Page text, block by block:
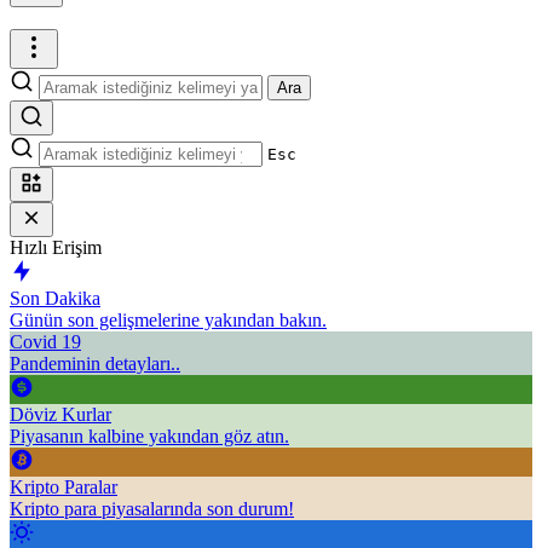
Ara
Esc
Hızlı Erişim
Son Dakika
Günün son gelişmelerine yakından bakın.
Covid 19
Pandeminin detayları..
Döviz Kurlar
Piyasanın kalbine yakından göz atın.
Kripto Paralar
Kripto para piyasalarında son durum!